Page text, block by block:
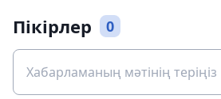
Пікірлер 0